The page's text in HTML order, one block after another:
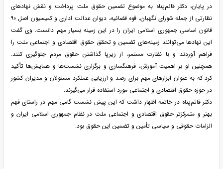
در پایان، دکتر قائم‌پناه به موضوع تضمین حقوق ملت پرداخت و نقش نهادهای
نظارتی از جمله شورای نگهبان، قوه قضائیه، دیوان عدالت اداری و کمیسیون اصل ۹۰
قانون اساسی جمهوری اسلامی ایران را در این زمینه بسیار مهم دانست. وی گفت
این نهادها می‌توانند زمینه‌های تضمین و تحقق حقوق اقتصادی و اجتماعی ملت را
فراهم آوردند و با نظارت مستمر، از زیرپا گذاشتن حقوق مردم جلوگیری کنند.
همچنین او بر اهمیت آموزش، فرهنگسازی و برگزاری نشست‌ها و همایش‌ها تأکید
کرد که به عنوان ابزارهای مهم برای رصد و ارزیابی عملکرد مسئولان و مدیران کشور
در حوزه حقوق اقتصادی و اجتماعی مورد استفاده قرار می‌گیرند.
دکتر قائم‌پناه در خاتمه اظهار داشت که این پیش نشست گامی مهم در راستای فهم
بهتر و متمرکزتر حقوق اقتصادی و اجتماعی ملت در نظام جمهوری اسلامی ایران و
الزامات حقوقی و سیاسی تأمین و تضمین این حقوق بود.